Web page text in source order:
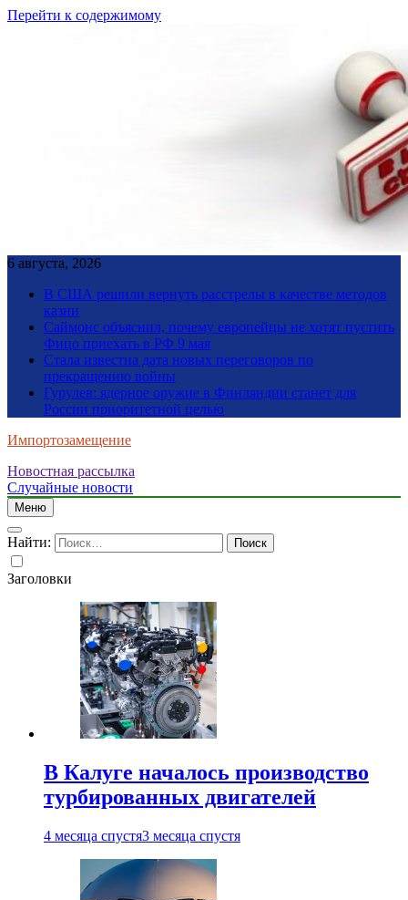
Перейти к содержимому
6 августа, 2026
В США решили вернуть расстрелы в качестве методов
казни
Саймонс объяснил, почему европейцы не хотят пустить
Фицо приехать в РФ 9 мая
Стала известна дата новых переговоров по
прекращению войны
Гурулев: ядерное оружие в Финляндии станет для
России приоритетной целью
Импортозамещение
Новостная рассылка
Случайные новости
Меню
Найти:
Заголовки
В Калуге началось производство
турбированных двигателей
4 месяца спустя3 месяца спустя